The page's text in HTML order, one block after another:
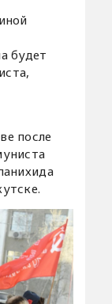
будет
после